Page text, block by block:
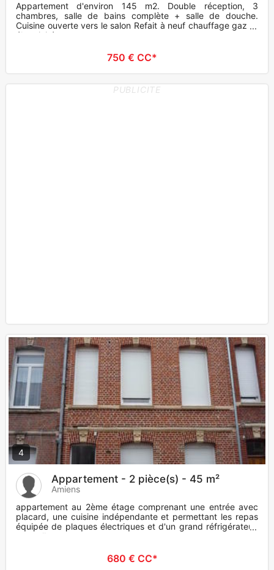
Appartement d'environ 145 m2. Double réception, 3
chambres, salle de bains complète + salle de douche.
Cuisine ouverte vers le salon Refait à neuf chauffage gaz et
électricité
750 € CC*
PUBLICITE
4
Appartement - 2 pièce(s) - 45 m²
Amiens
appartement au 2ème étage comprenant une entrée avec
placard, une cuisine indépendante et permettant les repas
équipée de plaques électriques et d'un grand réfrigérateur,
une salle
680 € CC*